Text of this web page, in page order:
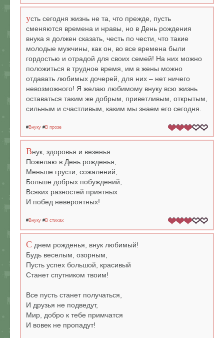
усть сегодня жизнь не та, что прежде, пусть
сменяются времена и нравы, но в День рождения
внука я должен сказать, честь по чести, что такие
молодые мужчины, как он, во все времена были
гордостью и отрадой для своих семей! На них можно
положиться в трудное время, им в жены можно
отдавать любимых дочерей, для них – нет ничего
невозможного! Я желаю любимому внуку всю жизнь
оставаться таким же добрым, приветливым, открытым,
сильным и счастливым, каким мы знаем его сегодня.
#Внуку #В прозе
Внук, здоровья и везенья
Пожелаю в День рожденья,
Меньше грусти, сожалений,
Больше добрых побуждений,
Всяких разностей приятных
И побед невероятных!
#Внуку #В стихах
С днем рожденья, внук любимый!
Будь веселым, озорным,
Пусть успех большой, красивый
Станет спутником твоим!
Все пусть станет получаться,
И друзья не подведут,
Мир, добро к тебе примчатся
И вовек не пропадут!